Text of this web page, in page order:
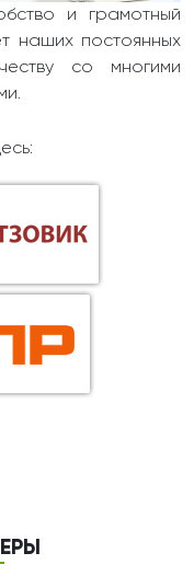
и грамотный
наших постоянных
со многими